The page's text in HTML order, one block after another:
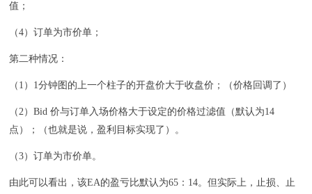
值；
（4）订单为市价单；
第二种情况：
（1）1分钟图的上一个柱子的开盘价大于收盘价；（价格回调了）
（2）Bid 价与订单入场价格大于设定的价格过滤值（默认为14
点）；（也就是说，盈利目标实现了）。
（3）订单为市价单。
由此可以看出，该EA的盈亏比默认为65：14。但实际上，止损、止